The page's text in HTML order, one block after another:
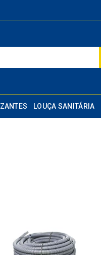
LOUÇA SANITÁRIA